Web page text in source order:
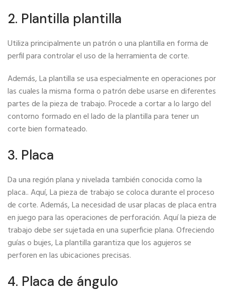
2. Plantilla plantilla
Utiliza principalmente un patrón o una plantilla en forma de
perfil para controlar el uso de la herramienta de corte.
Además, La plantilla se usa especialmente en operaciones por
las cuales la misma forma o patrón debe usarse en diferentes
partes de la pieza de trabajo. Procede a cortar a lo largo del
contorno formado en el lado de la plantilla para tener un
corte bien formateado.
3. Placa
Da una región plana y nivelada también conocida como la
placa.. Aquí, La pieza de trabajo se coloca durante el proceso
de corte. Además, La necesidad de usar placas de placa entra
en juego para las operaciones de perforación. Aquí la pieza de
trabajo debe ser sujetada en una superficie plana. Ofreciendo
guías o bujes, La plantilla garantiza que los agujeros se
perforen en las ubicaciones precisas.
4. Placa de ángulo